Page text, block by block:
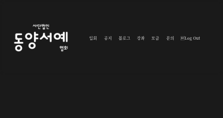
입회 공지 블로그 강좌 모금 문의 Log Out